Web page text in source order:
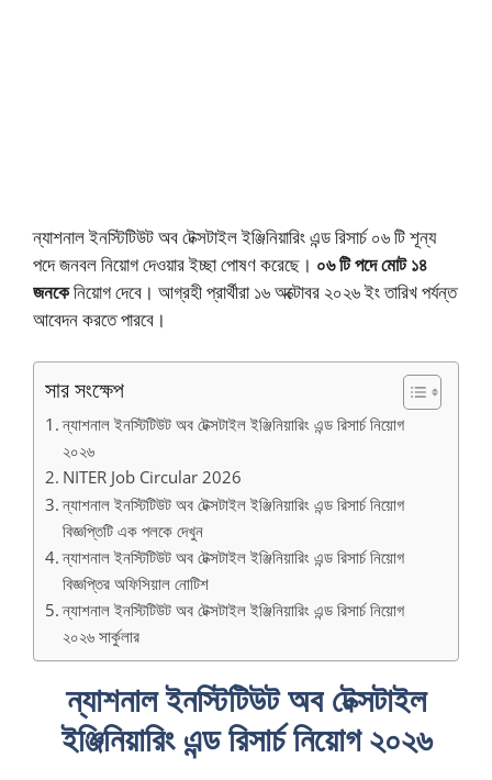
ন্যাশনাল ইনস্টিটিউট অব টেক্সটাইল ইঞ্জিনিয়ারিং এন্ড রিসার্চ ০৬ টি শূন্য
পদে জনবল নিয়োগ দেওয়ার ইচ্ছা পোষণ করেছে। ০৬ টি পদে মোট ১৪
জনকেনিয়োগ দেবে। আগ্রহী প্রার্থীরা ১৬ অক্টোবর ২০২৬ ইং তারিখ পর্যন্ত
আবেদন করতে পারবে।
সার সংক্ষেপ
ন্যাশনাল ইনস্টিটিউট অব টেক্সটাইল ইঞ্জিনিয়ারিং এন্ড রিসার্চ নিয়োগ
২০২৬
NITER Job Circular 2026
ন্যাশনাল ইনস্টিটিউট অব টেক্সটাইল ইঞ্জিনিয়ারিং এন্ড রিসার্চ নিয়োগ
বিজ্ঞপ্তিটি এক পলকে দেখুন
ন্যাশনাল ইনস্টিটিউট অব টেক্সটাইল ইঞ্জিনিয়ারিং এন্ড রিসার্চ নিয়োগ
বিজ্ঞপ্তির অফিসিয়াল নোটিশ
ন্যাশনাল ইনস্টিটিউট অব টেক্সটাইল ইঞ্জিনিয়ারিং এন্ড রিসার্চ নিয়োগ
২০২৬ সার্কুলার
ন্যাশনাল ইনস্টিটিউট অব টেক্সটাইল
ইঞ্জিনিয়ারিং এন্ড রিসার্চ নিয়োগ ২০২৬